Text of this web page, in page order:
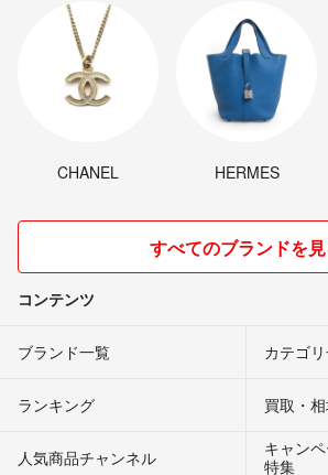
コメントをされた方、購入に進まれた方は、以
いただいたものと判断いたします。
お互いに気持ちの良いお取引ができるよう心掛
願いいたします🙇‍♀️
CHANEL HERMES
すべてのブランドを
コンテンツ
ブランド一覧 カテゴ
ランキング 買取・
人気商品チャンネル
キャン
特集